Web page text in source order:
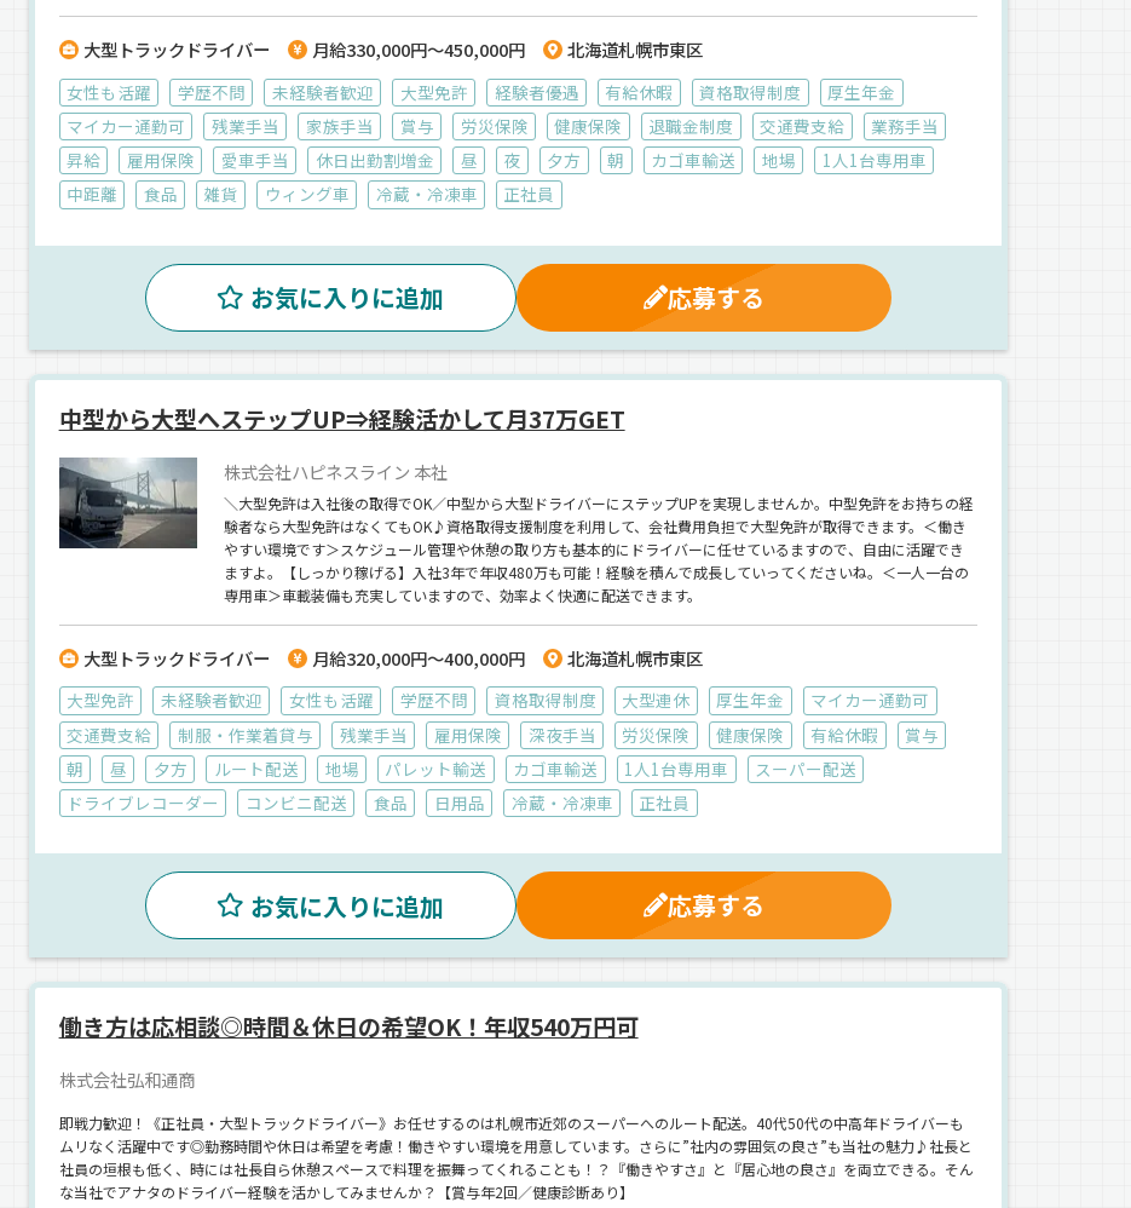
大型トラックドライバー 月給330,000円～450,000円 北海道札幌市東区
女性も活躍 学歴不問 未経験者歓迎 大型免許 経験者優遇 有給休暇 資格取得制度
厚生年金
マイカー通勤可
残業手当 家族手当 賞与 労災保険 健康保険 退職金制度 交通費支給
業務手当
昇給
雇用保険 愛車手当 休日出勤割増金 昼 夜 夕方 朝 カゴ車輸送 地場
1人1台専用車
中距離
食品 雑貨 ウィング車 冷蔵・冷凍車 正社員
お気に入りに追加 応募する
中型から大型へステップUP⇒経験活かして月37万GET
株式会社ハピネスライン 本社
＼大型免許は入社後の取得でOK／中型から大型ドライバーにステップUPを実現しませんか。中型免許をお持ちの経
験者なら大型免許はなくてもOK♪資格取得支援制度を利用して、会社費用負担で大型免許が取得できます。＜働き
やすい環境です＞スケジュール管理や休憩の取り方も基本的にドライバーに任せているますので、自由に活躍でき
ますよ。【しっかり稼げる】入社3年で年収480万も可能！経験を積んで成長していってくださいね。＜一人一台の
専用車＞車載装備も充実していますので、効率よく快適に配送できます。
大型トラックドライバー 月給320,000円～400,000円 北海道札幌市東区
大型免許 未経験者歓迎 女性も活躍 学歴不問 資格取得制度 大型連休 厚生年金
マイカー通勤可
交通費支給
制服・作業着貸与 残業手当 雇用保険 深夜手当 労災保険 健康保険 有給休暇
賞与
朝
昼 夕方 ルート配送 地場 パレット輸送 カゴ車輸送 1人1台専用車
スーパー配送
ドライブレコーダー
コンビニ配送 食品 日用品 冷蔵・冷凍車 正社員
お気に入りに追加 応募する
働き方は応相談◎時間＆休日の希望OK！年収540万円可
株式会社弘和通商
即戦力歓迎！《正社員・大型トラックドライバー》お任せするのは札幌市近郊のスーパーへのルート配送。40代50代の中高年ドライバーも
ムリなく活躍中です◎勤務時間や休日は希望を考慮！働きやすい環境を用意しています。さらに”社内の雰囲気の良さ”も当社の魅力♪社長と
社員の垣根も低く、時には社長自ら休憩スペースで料理を振舞ってくれることも！？『働きやすさ』と『居心地の良さ』を両立できる。そん
な当社でアナタのドライバー経験を活かしてみませんか？【賞与年2回／健康診断あり】